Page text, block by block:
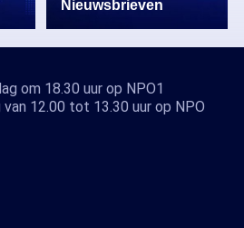
Nieuwsbrieven
om 18.30 uur op NPO1
12.00 tot 13.30 uur op NPO